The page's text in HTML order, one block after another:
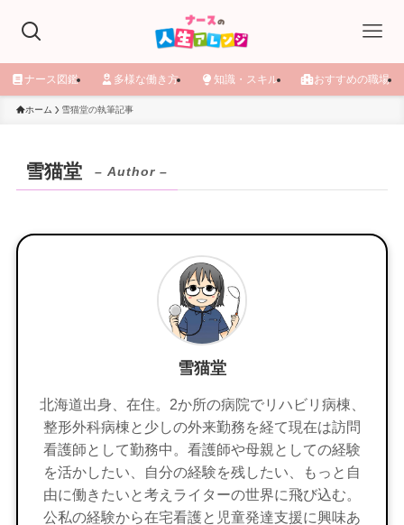
ナース図鑑 多様な働き方 知識・スキル おすすめの職場
ホーム 雪猫堂の執筆記事
雪猫堂 – Author –
雪猫堂
北海道出身、在住。2か所の病院でリハビリ病棟、
整形外科病棟と少しの外来勤務を経て現在は訪問
看護師として勤務中。看護師や母親としての経験
を活かしたい、自分の経験を残したい、もっと自
由に働きたいと考えライターの世界に飛び込む。
公私の経験から在宅看護と児童発達支援に興味あ